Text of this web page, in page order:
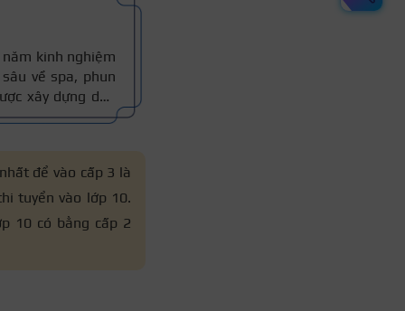
kinh nghiệm
về spa, phun
xây dựng dựa
tế, đồng thời
để vào cấp 3 là
tuyển vào lớp 10.
10 có bằng cấp 2